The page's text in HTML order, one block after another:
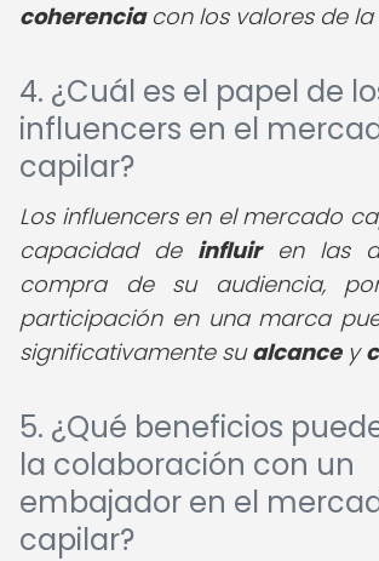
coherenciacon los valores de
4. ¿Cuál es el papel de
influencers en el
capilar?
Los influencers en el mercado
capacidad de influiren las
compra de su audiencia,
participación en una marca
significativamente sualcancey
5. ¿Qué beneficios
la colaboración con un
embajador en el
capilar?